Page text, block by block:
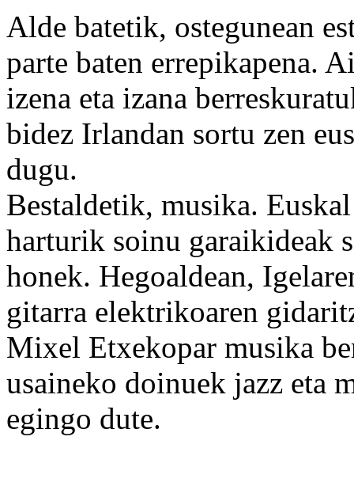
Alde batetik, ostegunean
parte baten errepikapena.
izena eta izana
bidez Irlandan sortu zen
dugu.
Bestaldetik, musika.
harturik soinu garaikideak
honek. Hegoaldean,
gitarra elektrikoaren
Mixel Etxekopar musika
usaineko doinuek jazz eta
egingo dute.